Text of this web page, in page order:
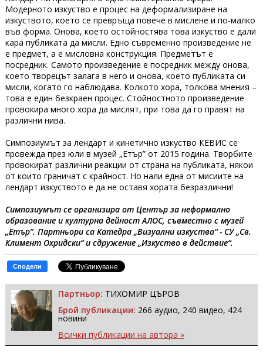
Модерното изкуство е процес на деформализиране на
изкуството, което се превръща повече в мислене и по-малко
във форма. Онова, което остойностява това изкуство е дали
кара публиката да мисли. Едно съвременно произведение не
е предмет, а е мисловна конструкция. Предметът е
посредник. Самото произведение е посредник между онова,
което творецът залага в него и онова, което публиката си
мисли, когато го наблюдава. Колкото хора, толкова мнения –
това е един безкраен процес. Стойностното произведение
провокира много хора да мислят, при това да го правят на
различни нива.
Симпозиумът за лендарт и кинетично изкуство КЕВИС се
провежда през юли в музей „Етър” от 2015 година. Творбите
провокират различни реакции от страна на публиката, някои
от които граничат с крайност. Но нали една от мисиите на
лендарт изкуството е да не оставя хората безразлични!
Симпозиумът се организира от Център за неформално
образование и културна дейност АЛОС, съвместно с музей
„Етър”. Партньори са Катедра „Визуални изкуства“ - СУ „Св.
Климент Охридски“ и сдружение „Изкуство в действие“.
Сподели
Партньор: ТИХОМИР ЦЪРОВ
Брой публикации: 266 аудио, 240 видео, 424
новини
Всички публикации на автора »